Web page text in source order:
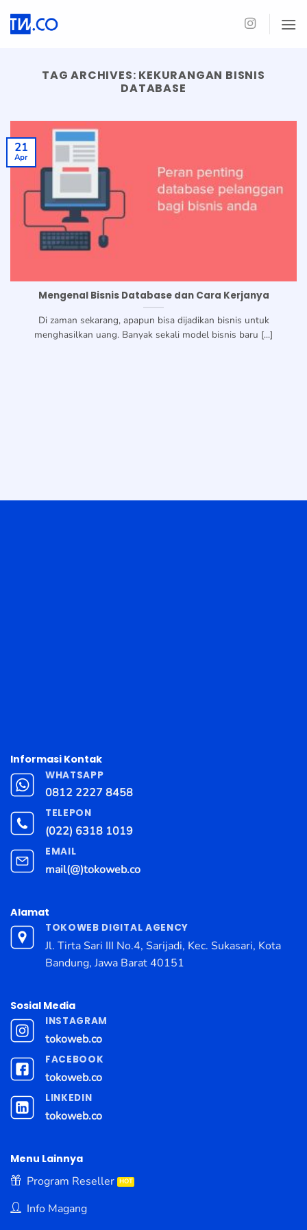
TAG ARCHIVES: KEKURANGAN BISNIS
DATABASE
Mengenal Bisnis Database dan Cara Kerjanya
Di zaman sekarang, apapun bisa dijadikan bisnis untuk
menghasilkan uang. Banyak sekali model bisnis baru [...]
21
Apr
Informasi Kontak
WHATSAPP
0812 2227 8458
TELEPON
(022) 6318 1019
EMAIL
mail(@)tokoweb.co
Alamat
TOKOWEB DIGITAL AGENCY
Jl. Tirta Sari III No.4, Sarijadi, Kec. Sukasari, Kota
Bandung, Jawa Barat 40151
Sosial Media
INSTAGRAM
tokoweb.co
FACEBOOK
tokoweb.co
LINKEDIN
tokoweb.co
Menu Lainnya
Program Reseller
Info Magang